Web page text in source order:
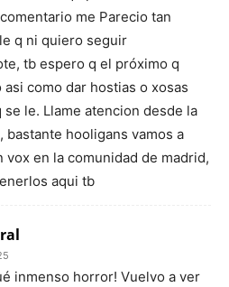
me Parecio tan
q ni quiero seguir
tb espero q el próximo q
asi como dar hostias o xosas
se le. Llame atencion desde la
bastante hooligans vamos a
vox en la comunidad de madrid,
aqui tb
inmenso horror! Vuelvo a ver